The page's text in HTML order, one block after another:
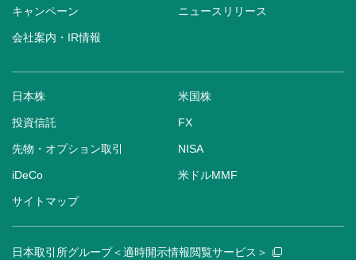
キャンペーン ニュースリリース
会社案内・IR情報
日本株 米国株
投資信託 FX
先物・オプション取引 NISA
iDeCo 米ドルMMF
サイトマップ
日本取引所グループ＜適時開示情報閲覧サービス＞